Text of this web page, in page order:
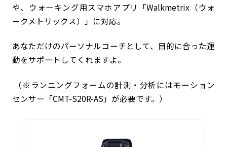
や、ウォーキング用スマホアプリ「Walkmetrix（ウォ
ークメトリックス）」に対応。
あなただけのパーソナルコーチとして、目的に合った運
動をサポートしてくれますよ。
（※ランニングフォームの計測・分析にはモーション
センサー「CMT-S20R-AS」が必要です。）